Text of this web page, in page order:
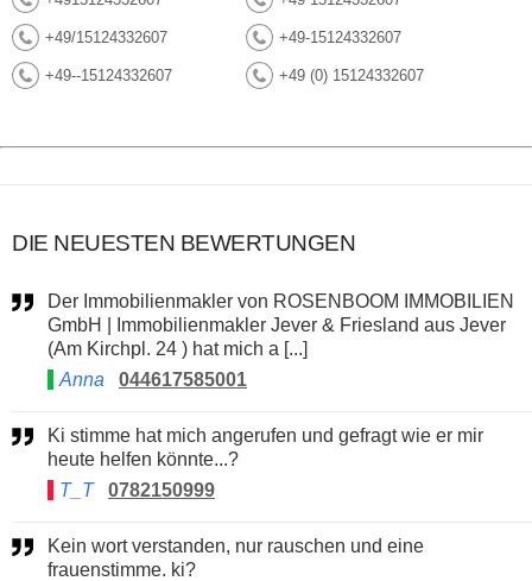
+49/15124332607 +49-15124332607
+49--15124332607 +49 (0) 15124332607
DIE NEUESTEN BEWERTUNGEN
Der Immobilienmakler von ROSENBOOM IMMOBILIEN
GmbH | Immobilienmakler Jever & Friesland aus Jever
(Am Kirchpl. 24 ) hat mich a [...]
Anna
044617585001
Ki stimme hat mich angerufen und gefragt wie er mir
heute helfen könnte...?
T_T
0782150999
Kein wort verstanden, nur rauschen und eine
frauenstimme. ki?